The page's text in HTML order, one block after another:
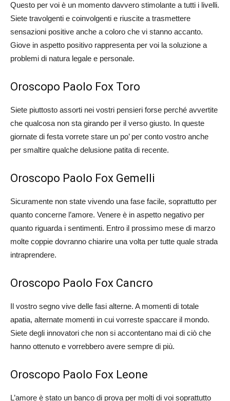
Questo per voi è un momento davvero stimolante a tutti i livelli.
Siete travolgenti e coinvolgenti e riuscite a trasmettere
sensazioni positive anche a coloro che vi stanno accanto.
Giove in aspetto positivo rappresenta per voi la soluzione a
problemi di natura legale e personale.
Oroscopo Paolo Fox Toro
Siete piuttosto assorti nei vostri pensieri forse perché avvertite
che qualcosa non sta girando per il verso giusto. In queste
giornate di festa vorrete stare un po’ per conto vostro anche
per smaltire qualche delusione patita di recente.
Oroscopo Paolo Fox Gemelli
Sicuramente non state vivendo una fase facile, soprattutto per
quanto concerne l’amore. Venere è in aspetto negativo per
quanto riguarda i sentimenti. Entro il prossimo mese di marzo
molte coppie dovranno chiarire una volta per tutte quale strada
intraprendere.
Oroscopo Paolo Fox Cancro
Il vostro segno vive delle fasi alterne. A momenti di totale
apatia, alternate momenti in cui vorreste spaccare il mondo.
Siete degli innovatori che non si accontentano mai di ciò che
hanno ottenuto e vorrebbero avere sempre di più.
Oroscopo Paolo Fox Leone
L’amore è stato un banco di prova per molti di voi soprattutto